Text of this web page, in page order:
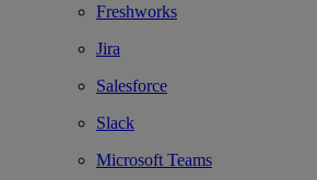
Freshworks
Jira
Salesforce
Slack
Microsoft Teams